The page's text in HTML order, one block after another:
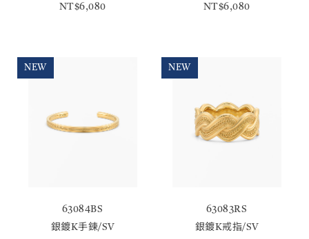
NT$6,080
NT$6,080
NEW
63084BS
銀鍍K手鍊/SV
NEW
63083RS
銀鍍K戒指/SV